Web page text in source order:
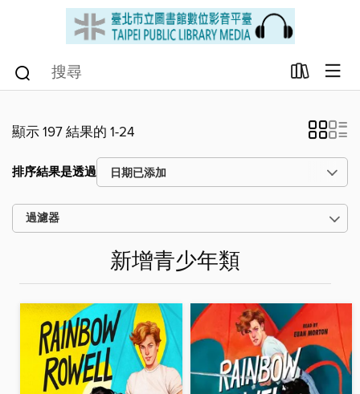
顯示 197 結果的 1-24
排序結果是透過
過濾器
新增青少年類